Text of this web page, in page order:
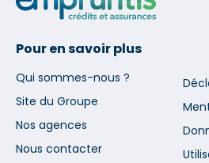
Pour en savoir plus
Qui sommes-nous ?
Site du Groupe
Nos agences
Nous contacter